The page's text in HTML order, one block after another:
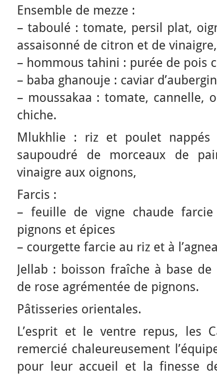
Ensemble de mezze :
– taboulé : tomate, persil plat,
assaisonné de citron et de vinaigre,
– hommous tahini : purée de pois
– baba ghanouje : caviar
– moussakaa : tomate, cannelle,
chiche.
Mlukhlie : riz et poulet
saupoudré de morceaux de
vinaigre aux oignons,
Farcis :
– feuille de vigne chaude
pignons et épices
– courgette farcie au riz et à
Jellab : boisson fraîche à base
de rose agrémentée de pignons.
Pâtisseries orientales.
L’esprit et le ventre repus, les
remercié chaleureusement
pour leur accueil et la finesse